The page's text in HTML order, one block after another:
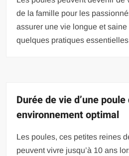
de la famille pour les
assurer une vie longue et
quelques pratiques
Durée de vie d’une
environnement optimal
Les poules, ces petites reines
peuvent vivre jusqu’à 10 ans